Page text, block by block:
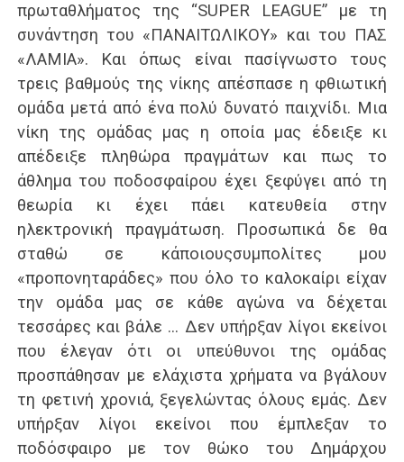
πρωταθλήματος της “SUPER LEAGUE” με τη
συνάντηση του «ΠΑΝΑΙΤΩΛΙΚΟΥ» και του ΠΑΣ
«ΛΑΜΙΑ». Και όπως είναι πασίγνωστο τους
τρεις βαθμούς της νίκης απέσπασε η φθιωτική
ομάδα μετά από ένα πολύ δυνατό παιχνίδι. Μια
νίκη της ομάδας μας η οποία μας έδειξε κι
απέδειξε πληθώρα πραγμάτων και πως το
άθλημα του ποδοσφαίρου έχει ξεφύγει από τη
θεωρία κι έχει πάει κατευθεία στην
ηλεκτρονική πραγμάτωση. Προσωπικά δε θα
σταθώ σε κάποιουςσυμπολίτες μου
«προπονηταράδες» που όλο το καλοκαίρι είχαν
την ομάδα μας σε κάθε αγώνα να δέχεται
τεσσάρες και βάλε … Δεν υπήρξαν λίγοι εκείνοι
που έλεγαν ότι οι υπεύθυνοι της ομάδας
προσπάθησαν με ελάχιστα χρήματα να βγάλουν
τη φετινή χρονιά, ξεγελώντας όλους εμάς. Δεν
υπήρξαν λίγοι εκείνοι που έμπλεξαν το
ποδόσφαιρο με τον θώκο του Δημάρχου